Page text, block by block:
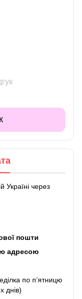
Україні через
пошти
адресою
по п’ятницю
днів)